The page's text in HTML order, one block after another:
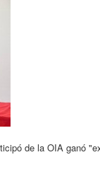
de la OIA ganó